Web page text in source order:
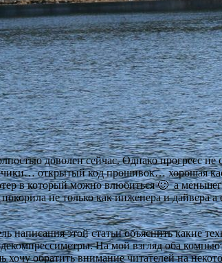
доволен сейчас. Однако прогресс не
открытый код прошивок… хорошая
в который можно влюбиться 🙂 а
не только как инженера и дайвера а
этой статьи объяснить какие
На мой взгляд оба
обратить внимание читателей на